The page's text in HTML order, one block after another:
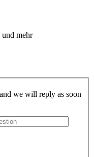
mehr
we will reply as soon